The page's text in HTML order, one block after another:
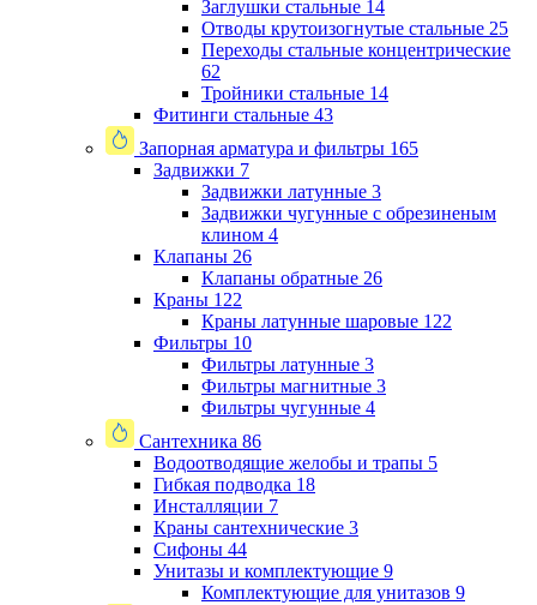
Заглушки стальные 14
Отводы крутоизогнутые стальные 25
Переходы стальные концентрические
62
Тройники стальные 14
Фитинги стальные 43
Запорная арматура и фильтры 165
Задвижки 7
Задвижки латунные 3
Задвижки чугунные с обрезиненым
клином 4
Клапаны 26
Клапаны обратные 26
Краны 122
Краны латунные шаровые 122
Фильтры 10
Фильтры латунные 3
Фильтры магнитные 3
Фильтры чугунные 4
Сантехника 86
Водоотводящие желобы и трапы 5
Гибкая подводка 18
Инсталляции 7
Краны сантехнические 3
Сифоны 44
Унитазы и комплектующие 9
Комплектующие для унитазов 9